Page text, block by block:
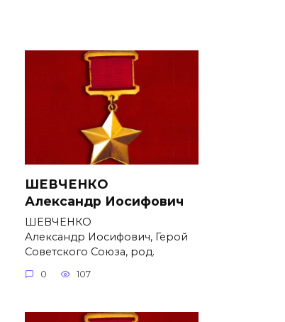
ШЕВЧЕНКО
Александр Иосифович
ШЕВЧЕНКО
Александр Иосифович, Герой
Советского Союза, род.
0 107